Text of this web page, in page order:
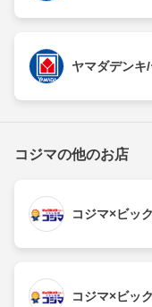
ヤマダデンキ
コジマの他のお店
コジマ×ビッ
コジマ×ビッ